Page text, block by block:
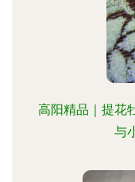
高阳精品｜提花
与